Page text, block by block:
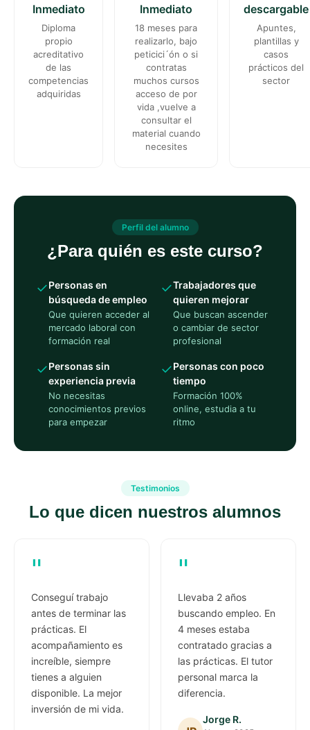
Inmediato
Diploma
propio
acreditativo
de las
competencias
adquiridas
Inmediato
18 meses para
realizarlo, bajo
peticici´ón o si
contratas
muchos cursos
acceso de por
vida ,vuelve a
consultar el
material cuando
necesites
descargable
Apuntes,
plantillas y
casos
prácticos del
sector
Perfil del alumno
¿Para quién es este curso?
✓Personas en
búsqueda de empleo
Que quieren acceder al
mercado laboral con
formación real
✓Trabajadores que
quieren mejorar
Que buscan ascender
o cambiar de sector
profesional
✓Personas sin
experiencia previa
No necesitas
conocimientos previos
para empezar
✓Personas con poco
tiempo
Formación 100%
online, estudia a tu
ritmo
Testimonios
Lo que dicen nuestros alumnos
"
Conseguí trabajo
antes de terminar las
prácticas. El
acompañamiento es
increíble, siempre
tienes a alguien
disponible. La mejor
inversión de mi vida.
"
Llevaba 2 años
buscando empleo. En
4 meses estaba
contratado gracias a
las prácticas. El tutor
personal marca la
diferencia.
Jorge R.